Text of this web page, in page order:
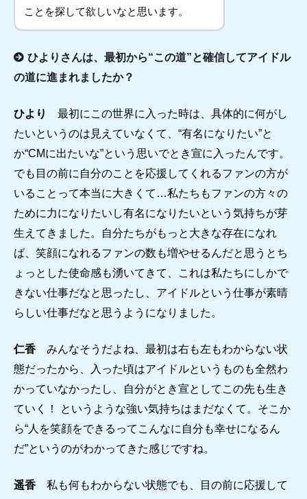
ことを探して欲しいなと思います。
ひよりさんは、最初から“この道”と確信してアイドル
の道に進まれましたか？
ひより
最初にこの世界に入った時は、具体的に何がし
たいというのは見えていなくて、“有名になりたい”と
か“CMに出たいな”という思いでとき宣に入ったんです。
でも目の前に自分のことを応援してくれるファンの方が
いることって本当に大きくて…私たちもファンの方々の
ために力になりたいし有名になりたいという気持ちが芽
生えてきました。自分たちがもっと大きな存在になれ
ば、笑顔になれるファンの数も増やせるんだと思うとち
ょっとした使命感も湧いてきて、これは私たちにしかで
きない仕事だなと思ったし、アイドルという仕事が素晴
らしい仕事だなと思うようになりました。
仁香 みんなそうだよね、最初は右も左もわからない状
態だったから、入った頃はアイドルというものも全然わ
かっていなかったし、自分がとき宣としてこの先も生き
ていく！ というような強い気持ちはまだなくて。そこか
ら“人を笑顔をできるってこんなに自分も幸せになるん
だ”というのがわかってきた感じですね。
遥香 私も何もわからない状態でも、目の前に応援して